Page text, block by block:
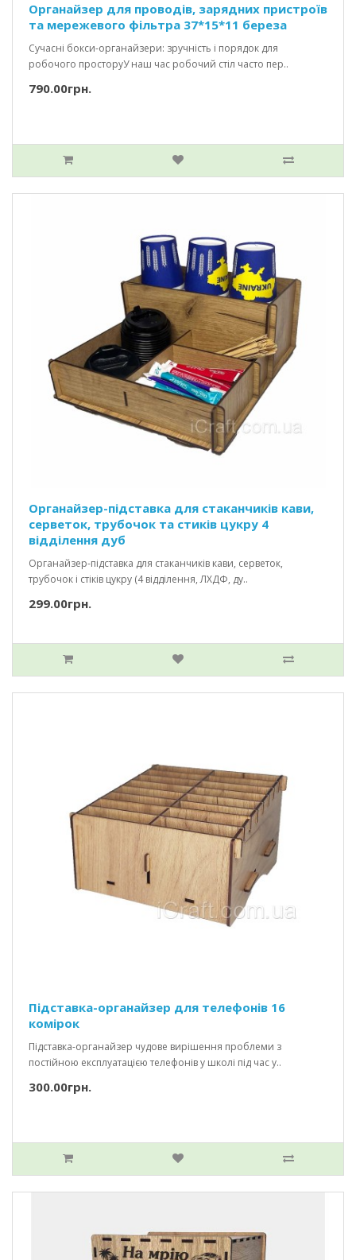
Органайзер для проводів, зарядних пристроїв
та мережевого фільтра 37*15*11 береза
Сучасні бокси-органайзери: зручність і порядок для
робочого просторуУ наш час робочий стіл часто пер..
790.00грн.
Органайзер-підставка для стаканчиків кави,
серветок, трубочок та стиків цукру 4
відділення дуб
Органайзер-підставка для стаканчиків кави, серветок,
трубочок і стіків цукру (4 відділення, ЛХДФ, ду..
299.00грн.
Підставка-органайзер для телефонів 16
комірок
Підставка-органайзер чудове вирішення проблеми з
постійною експлуатацією телефонів у школі під час у..
300.00грн.